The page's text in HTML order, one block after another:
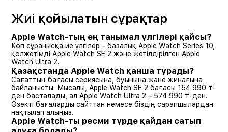
Жиі қойылатын сұрақтар
Apple Watch-тың ең танымал үлгілері қайсы?
Көп сұранысқа ие үлгілер – базалық Apple Watch Series 10,
қолжетімді Apple Watch SE 2 және жетілдірілген Apple
Watch Ultra 2.
Қазақстанда Apple Watch қанша тұрады?
Сағаттың бағасы сериясына, буынына және жинағына
байланысты. Мысалы, Apple Watch SE 2 бағасы 154 990 ₸-
ден басталады, ал Apple Watch Ultra 2 – 574 990 ₸-ден.
Өзекті бағаларды сайттан немесе біздің сарапшылардан
нақтылап алыңыз.
Apple Watch-ты ресми түрде қайдан сатып